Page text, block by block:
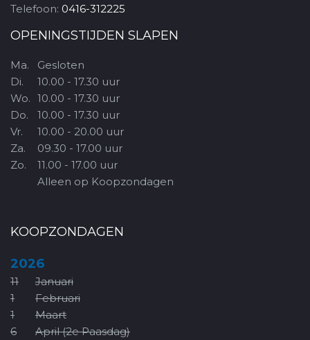
Telefoon: 0416-312225
OPENINGSTIJDEN SLAPEN
Ma.
Di.
Wo.
Do.
Vr.
Za.
Zo.
Gesloten
10.00 - 17.30 uur
10.00 - 17.30 uur
10.00 - 17.30 uur
10.00 - 20.00 uur
09.30 - 17.00 uur
11.00 - 17.00 uur
Alleen op Koopzondagen
KOOPZONDAGEN
2026
11
Januari
1
Februari
1
Maart
6
April (2e Paasdag)